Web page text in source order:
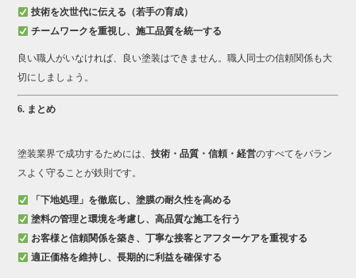
技術を次世代に伝える（若手の育成）
チームワークを重視し、施工品質を統一する
良い職人がいなければ、良い塗装はできません。職人同士の信頼関係も大
切にしましょう。
6. まとめ
塗装業界で成功するためには、技術・品質・信頼・経営のすべてをバラン
スよく守ることが鉄則です。
「下地処理」を徹底し、塗膜の耐久性を高める
塗料の管理と環境を考慮し、高品質な施工を行う
お客様と信頼関係を築き、丁寧な接客とアフターケアを重視する
適正価格を維持し、長期的に利益を確保する